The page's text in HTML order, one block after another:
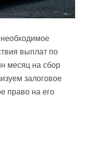
выплат по
месяц на сбор
залоговое
право на его